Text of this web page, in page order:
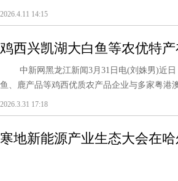
2026.4.11 14:15
鸡西兴凯湖大白鱼等农优特
中新网黑龙江新闻3月31日电(刘姝男)近日
鱼、鹿产品等鸡西优质农产品企业与多家粤港
2026.3.31 17:18
寒地新能源产业生态大会在